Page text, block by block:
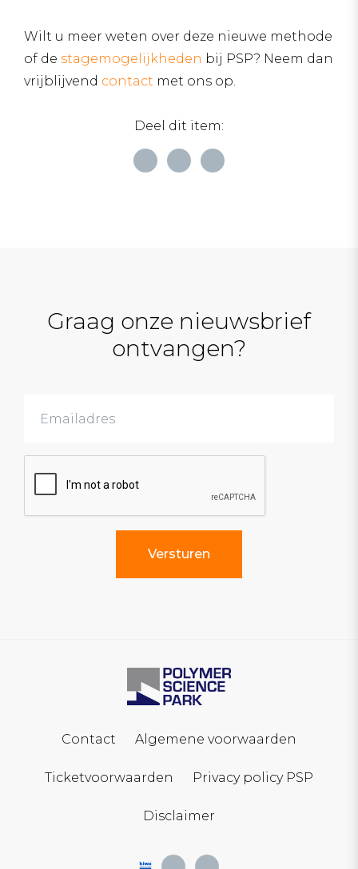
Wilt u meer weten over deze nieuwe methode
of de stagemogelijkheden bij PSP? Neem dan
vrijblijvend contact met ons op.
Deel dit item:
Graag onze nieuwsbrief
ontvangen?
Contact Algemene voorwaarden
Ticketvoorwaarden Privacy policy PSP
Disclaimer